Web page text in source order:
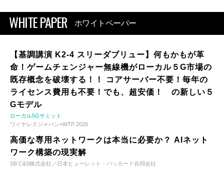
WHITE PAPER ホワイトペーパー
【基調講演 K2-4 スリーダブリュー】何もかもが革
命！ゲームチェンジャー無線機がローカル５G市場の
既存概念を破壊する！！ コアサーバー不要！毎年の
ライセンス費用も不要！でも、超安価！ の新しい５
Gモデル
ローカル5Gサミット
ワイヤレスジャパン×WTP 2026
高価な専用ネットワークは本当に必要か？ AIネット
ワーク構築の現実解
SB C&S株式会社／日本ヒューレット・パッカード合同会社